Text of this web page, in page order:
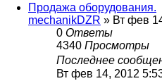
Продажа оборудования.
mechanikDZR » Вт фев
0 Ответы
4340 Просмотры
Последнее
Вт фев 14, 2012